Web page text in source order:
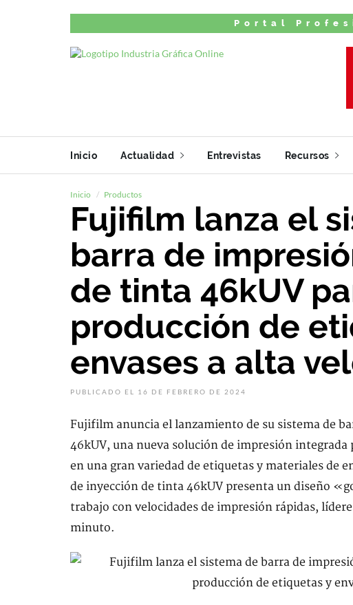
Portal
Inicio Actualidad Entrevistas Recursos
Inicio Productos
Fujifilm lanza el
barra de
de tinta 46kUV
producción de
envases a alta
PUBLICADO EL 16 DE FEBRERO DE 2024
Fujifilm anuncia el lanzamiento de su sistema de
46kUV, una nueva solución de impresión
en una gran variedad de etiquetas y materiales de
de inyección de tinta 46kUV presenta un diseño
trabajo con velocidades de impresión rápidas,
minuto.